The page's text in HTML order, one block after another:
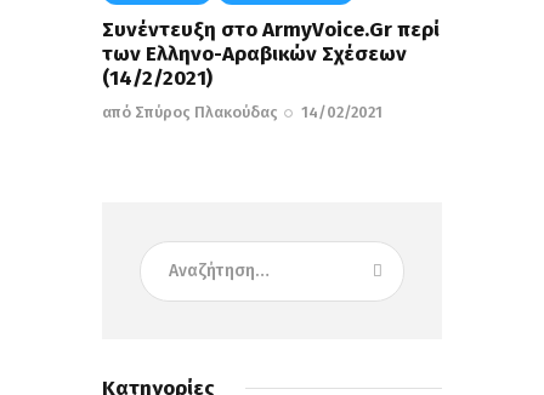
Συνέντευξη στο ArmyVoice.Gr περί
των Ελληνο-Αραβικών Σχέσεων
(14/2/2021)
από Σπύρος Πλακούδας 14/02/2021
Κατηγορίες